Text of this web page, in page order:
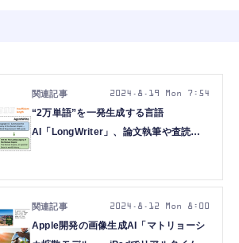
“2万単語”を一発生成する言語
AI「LongWriter」、論文執筆や査読な
（生成AIウィークリー）
2024.8.19 Mon 7:54
Apple開発の画像生成AI「マトリョーシ
2024.8.12 Mon 8:00